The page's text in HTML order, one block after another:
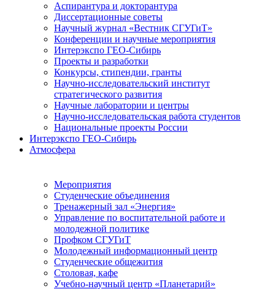
Аспирантура и докторантура
Диссертационные советы
Научный журнал «Вестник СГУГиТ»
Конференции и научные мероприятия
Интерэкспо ГЕО-Сибирь
Проекты и разработки
Конкурсы, стипендии, гранты
Научно-исследовательский институт
стратегического развития
Научные лаборатории и центры
Научно-исследовательская работа студентов
Национальные проекты России
Интерэкспо ГЕО-Сибирь
Атмосфера
Мероприятия
Студенческие объединения
Тренажерный зал «Энергия»
Управление по воспитательной работе и
молодежной политике
Профком СГУГиТ
Молодежный информационный центр
Студенческие общежития
Столовая, кафе
Учебно-научный центр «Планетарий»